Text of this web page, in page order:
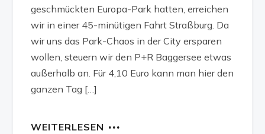
geschmückten Europa-Park hatten, erreichen
wir in einer 45-minütigen Fahrt Straßburg. Da
wir uns das Park-Chaos in der City ersparen
wollen, steuern wir den P+R Baggersee etwas
außerhalb an. Für 4,10 Euro kann man hier den
ganzen Tag […]
WEITERLESEN